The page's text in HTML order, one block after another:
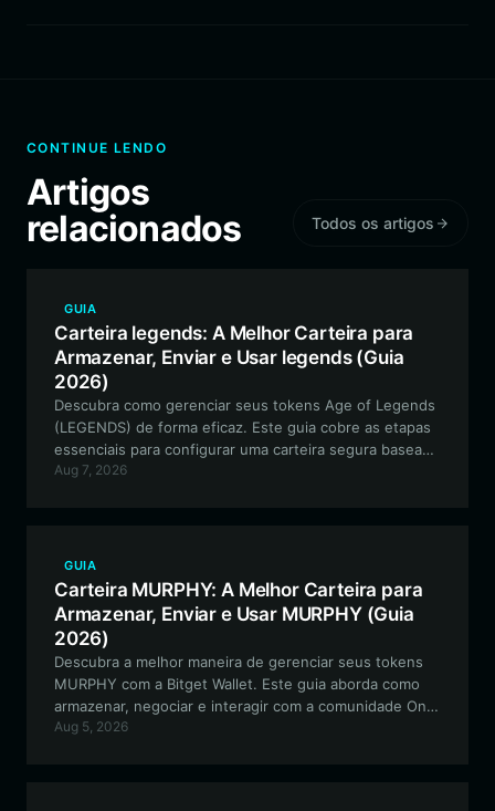
CONTINUE LENDO
Artigos
relacionados
Todos os artigos
GUIA
Carteira legends: A Melhor Carteira para
Armazenar, Enviar e Usar legends (Guia
2026)
Descubra como gerenciar seus tokens Age of Legends
(LEGENDS) de forma eficaz. Este guia cobre as etapas
essenciais para configurar uma carteira segura baseada
em Solana para participar de batalhas competitivas e
Aug 7, 2026
GUIA
Carteira MURPHY: A Melhor Carteira para
Armazenar, Enviar e Usar MURPHY (Guia
2026)
Descubra a melhor maneira de gerenciar seus tokens
MURPHY com a Bitget Wallet. Este guia aborda como
armazenar, negociar e interagir com a comunidade One
Orange Braincell na blockchain Solana de forma segura.
Aug 5, 2026